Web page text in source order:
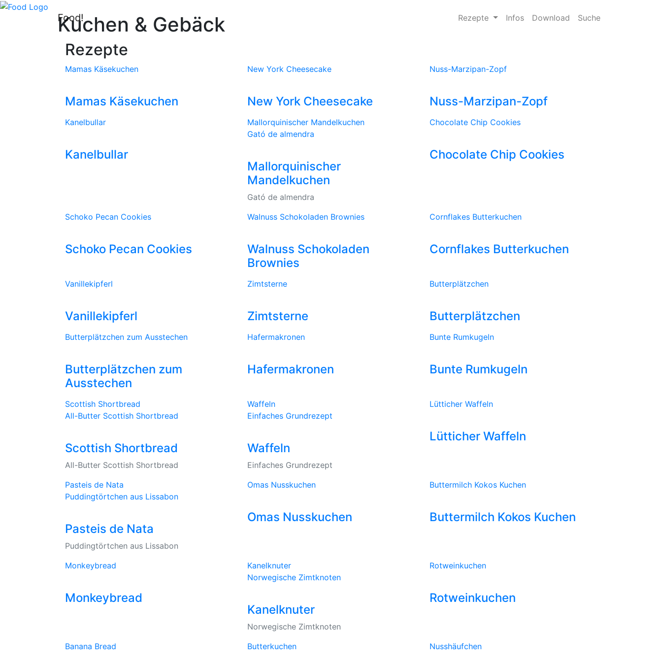
Food! Rezepte Infos Download Suche
Kuchen & Gebäck
Rezepte
Mamas Käsekuchen
Mamas Käsekuchen
New York Cheesecake
New York Cheesecake
Nuss-Marzipan-Zopf
Nuss-Marzipan-Zopf
Kanelbullar
Kanelbullar
Mallorquinischer Mandelkuchen
Gató de almendra
Mallorquinischer
Mandelkuchen
Gató de almendra
Chocolate Chip Cookies
Chocolate Chip Cookies
Schoko Pecan Cookies
Schoko Pecan Cookies
Walnuss Schokoladen Brownies
Walnuss Schokoladen
Brownies
Corn­flakes Butterkuchen
Corn­flakes Butterkuchen
Vanillekipferl
Vanillekipferl
Zimtsterne
Zimtsterne
Butterplätzchen
Butterplätzchen
Butterplätzchen zum Ausstechen
Butterplätzchen zum
Ausstechen
Hafermakronen
Hafermakronen
Bunte Rumkugeln
Bunte Rumkugeln
Scottish Shortbread
All-Butter Scottish Shortbread
Scottish Shortbread
All-Butter Scottish Shortbread
Waffeln
Einfaches Grundrezept
Waffeln
Einfaches Grundrezept
Lütticher Waffeln
Lütticher Waffeln
Pasteis de Nata
Puddingtörtchen aus Lissabon
Pasteis de Nata
Puddingtörtchen aus Lissabon
Omas Nusskuchen
Omas Nusskuchen
Buttermilch Kokos Kuchen
Buttermilch Kokos Kuchen
Monkeybread
Monkeybread
Kanelknuter
Norwegische Zimtknoten
Kanelknuter
Norwegische Zimtknoten
Rotweinkuchen
Rotweinkuchen
Banana Bread Butterkuchen Nusshäufchen